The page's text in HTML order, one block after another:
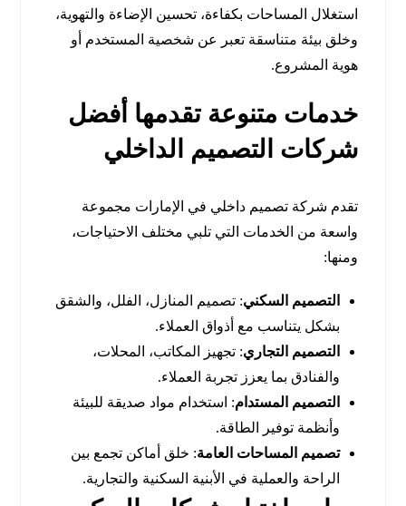
استغلال المساحات بكفاءة، تحسين الإضاءة والتهوية،
وخلق بيئة متناسقة تعبر عن شخصية المستخدم أو
هوية المشروع.
خدمات متنوعة تقدمها أفضل
شركات التصميم الداخلي
تقدم شركة تصميم داخلي في الإمارات مجموعة
واسعة من الخدمات التي تلبي مختلف الاحتياجات،
ومنها:
التصميم السكني: تصميم المنازل، الفلل، والشقق
بشكل يتناسب مع أذواق العملاء.
التصميم التجاري: تجهيز المكاتب، المحلات،
والفنادق بما يعزز تجربة العملاء.
التصميم المستدام: استخدام مواد صديقة للبيئة
وأنظمة توفير الطاقة.
تصميم المساحات العامة: خلق أماكن تجمع بين
الراحة والعملية في الأبنية السكنية والتجارية.